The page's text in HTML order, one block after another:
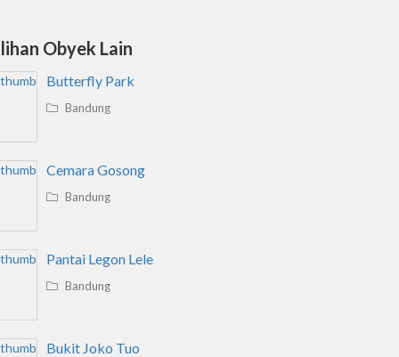
Obyek Lain
Butterfly Park
Bandung
Cemara Gosong
Bandung
Pantai Legon Lele
Bandung
Bukit Joko Tuo